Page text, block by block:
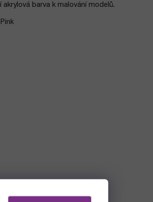
akrylová barva k malování modelů.